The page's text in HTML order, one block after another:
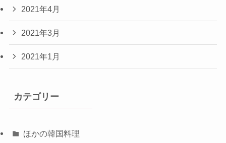
2021年4月
2021年3月
2021年1月
カテゴリー
ほかの韓国料理